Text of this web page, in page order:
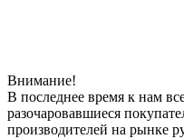
Внимание!
В последнее время к нам
разочаровавшиеся
производителей на рынке